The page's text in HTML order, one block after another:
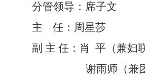
分管领导：席子文
主
任：周星莎
副 主 任：肖 平（兼妇
谢雨师（兼